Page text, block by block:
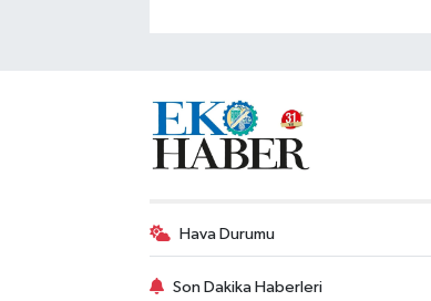
Hava Durumu
Son Dakika Haberleri